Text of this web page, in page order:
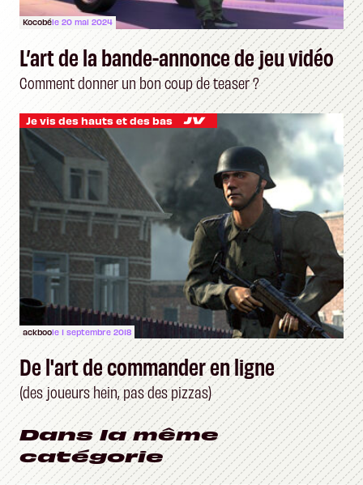
Kocobéle 20 mai 2024
L’art de la bande-annonce de jeu vidéo
Comment donner un bon coup de teaser ?
Je vis des hauts et des bas
ackboole 1 septembre 2018
De l'art de commander en ligne
(des joueurs hein, pas des pizzas)
Dans la même
catégorie